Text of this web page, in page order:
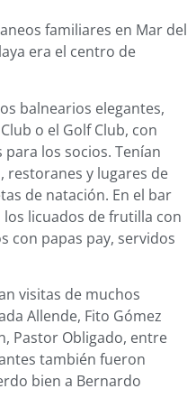
familiares en Mar del
era el centro de
balnearios elegantes,
o el Golf Club, con
los socios. Tenían
restoranes y lugares de
de natación. En el bar
los licuados de frutilla con
con papas pay, servidos
visitas de muchos
Allende, Fito Gómez
Pastor Obligado, entre
también fueron
bien a Bernardo